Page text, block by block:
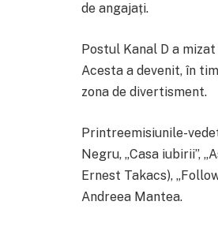
de angajați.
Postul Kanal D a
Acesta a devenit, în
zona de divertisment.
Printreemisiunile-
Negru, „Casa iubirii”,
Ernest Takacs),
Andreea Mantea.